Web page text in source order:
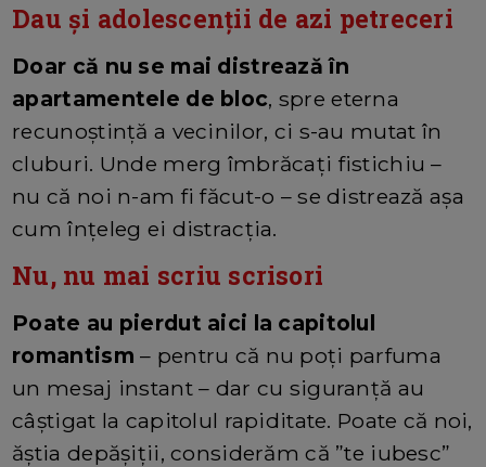
Dau și adolescenții de azi petreceri
Doar că nu se mai distrează în
apartamentele de bloc, spre eterna
recunoștință a vecinilor, ci s-au mutat în
cluburi. Unde merg îmbrăcați fistichiu –
nu că noi n-am fi făcut-o – se distrează așa
cum înțeleg ei distracția.
Nu, nu mai scriu scrisori
Poate au pierdut aici la capitolul
romantism – pentru că nu poți parfuma
un mesaj instant – dar cu siguranță au
câștigat la capitolul rapiditate. Poate că noi,
ăștia depășiții, considerăm că ”te iubesc”